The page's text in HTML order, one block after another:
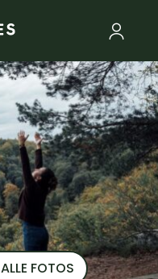
ALLE FOTOS